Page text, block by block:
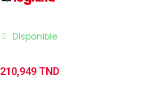
Disponible
210,949 TND